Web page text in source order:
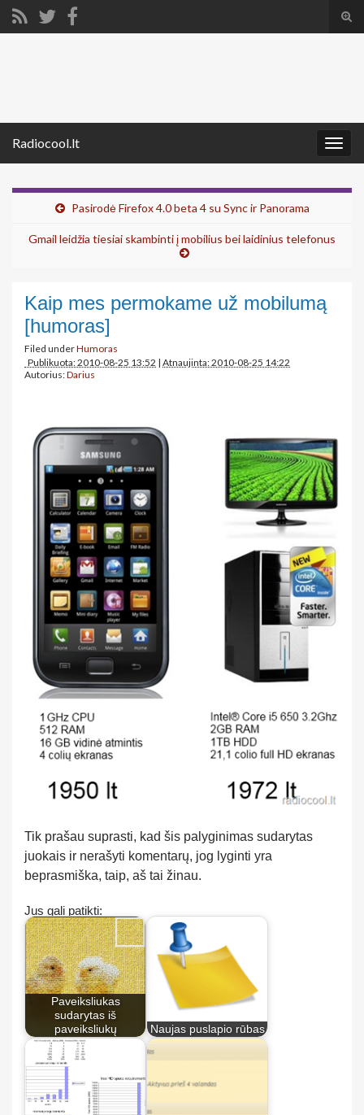
Radiocool.lt
Pasirodė Firefox 4.0 beta 4 su Sync ir Panorama
Gmail leidžia tiesiai skambinti į mobilius bei laidinius telefonus
Kaip mes permokame už mobilumą
[humoras]
Filed underHumoras
Publikuota: 2010-08-25 13:52 | Atnaujinta: 2010-08-25 14:22
Autorius:Darius
Tik prašau suprasti, kad šis palyginimas sudarytas
juokais ir nerašyti komentarų, jog lyginti yra
beprasmiška, taip, aš tai žinau.
Jus gali patikti:
Paveiksliukas
sudarytas iš
paveiksliukų
Naujas puslapio rūbas